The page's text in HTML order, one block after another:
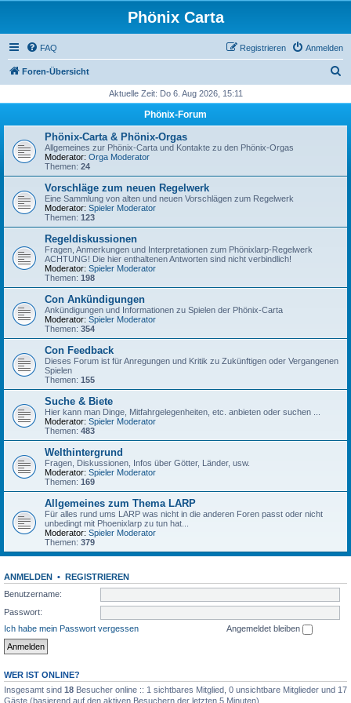
Phönix Carta
FAQ Anmelden
Registrieren
Foren-Übersicht
h
Aktuelle Zeit: Do 6. Aug 2026, 15:11
Phönix-Forum
Phönix-Carta & Phönix-Orgas
Allgemeines zur Phönix-Carta und Kontakte zu den Phönix-Orgas
Moderator: Orga Moderator
Themen: 24
Vorschläge zum neuen Regelwerk
Eine Sammlung von alten und neuen Vorschlägen zum Regelwerk
Moderator: Spieler Moderator
Themen: 123
Regeldiskussionen
Fragen, Anmerkungen und Interpretationen zum Phönixlarp-Regelwerk
ACHTUNG! Die hier enthaltenen Antworten sind nicht verbindlich!
Moderator: Spieler Moderator
Themen: 198
Con Ankündigungen
Ankündigungen und Informationen zu Spielen der Phönix-Carta
Moderator: Spieler Moderator
Themen: 354
Con Feedback
Dieses Forum ist für Anregungen und Kritik zu Zukünftigen oder Vergangenen
Spielen
Themen: 155
Suche & Biete
Hier kann man Dinge, Mitfahrgelegenheiten, etc. anbieten oder suchen ...
Moderator: Spieler Moderator
Themen: 483
Welthintergrund
Fragen, Diskussionen, Infos über Götter, Länder, usw.
Moderator: Spieler Moderator
Themen: 169
Allgemeines zum Thema LARP
Für alles rund ums LARP was nicht in die anderen Foren passt oder nicht
unbedingt mit Phoenixlarp zu tun hat...
Moderator: Spieler Moderator
Themen: 379
ANMELDEN • REGISTRIEREN
Benutzername:
Passwort:
Ich habe mein Passwort vergessen
Angemeldet bleiben
WER IST ONLINE?
Insgesamt sind 18 Besucher online :: 1 sichtbares Mitglied, 0 unsichtbare Mitglieder und 17
Gäste (basierend auf den aktiven Besuchern der letzten 5 Minuten)